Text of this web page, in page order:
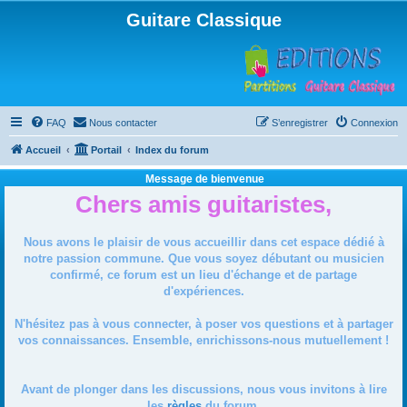
Guitare Classique
FAQ Nous contacter Connexion
S’enregistrer
Accueil Portail Index du forum
Message de bienvenue
Chers amis guitaristes,
Nous avons le plaisir de vous accueillir dans cet espace dédié à
notre passion commune. Que vous soyez débutant ou musicien
confirmé, ce forum est un lieu d'échange et de partage
d'expériences.
N'hésitez pas à vous connecter, à poser vos questions et à partager
vos connaissances. Ensemble, enrichissons-nous mutuellement !
Avant de plonger dans les discussions, nous vous invitons à lire